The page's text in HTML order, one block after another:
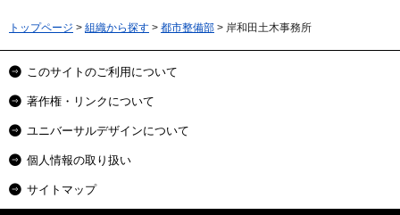
トップページ > 組織から探す > 都市整備部 > 岸和田土木事務所
このサイトのご利用について
著作権・リンクについて
ユニバーサルデザインについて
個人情報の取り扱い
サイトマップ